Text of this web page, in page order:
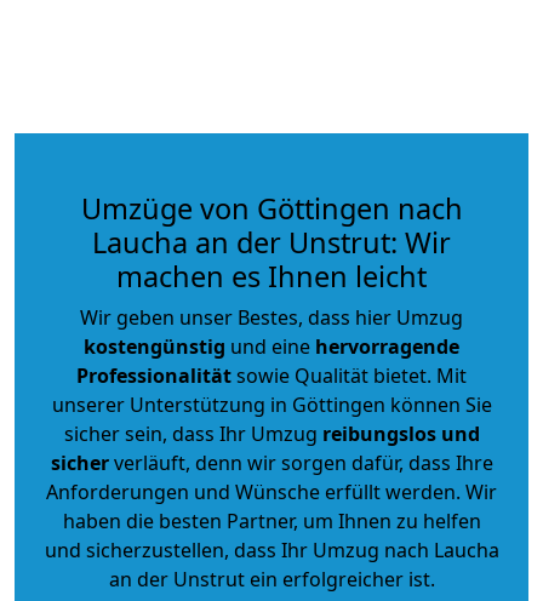
Umzüge von Göttingen nach
Laucha an der Unstrut: Wir
machen es Ihnen leicht
Wir geben unser Bestes, dass hier Umzug
kostengünstig und eine hervorragende
Professionalitätsowie Qualität bietet. Mit
unserer Unterstützung in Göttingen können Sie
sicher sein, dass Ihr Umzug reibungslos und
sicherverläuft, denn wir sorgen dafür, dass Ihre
Anforderungen und Wünsche erfüllt werden. Wir
haben die besten Partner, um Ihnen zu helfen
und sicherzustellen, dass Ihr Umzug nach Laucha
an der Unstrut ein erfolgreicher ist.